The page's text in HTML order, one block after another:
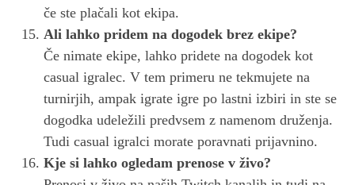
če ste plačali kot ekipa.
Ali lahko pridem na dogodek brez ekipe?
Če nimate ekipe, lahko pridete na dogodek kot
casual igralec. V tem primeru ne tekmujete na
turnirjih, ampak igrate igre po lastni izbiri in ste se
dogodka udeležili predvsem z namenom druženja.
Tudi casual igralci morate poravnati prijavnino.
Kje si lahko ogledam prenose v živo?